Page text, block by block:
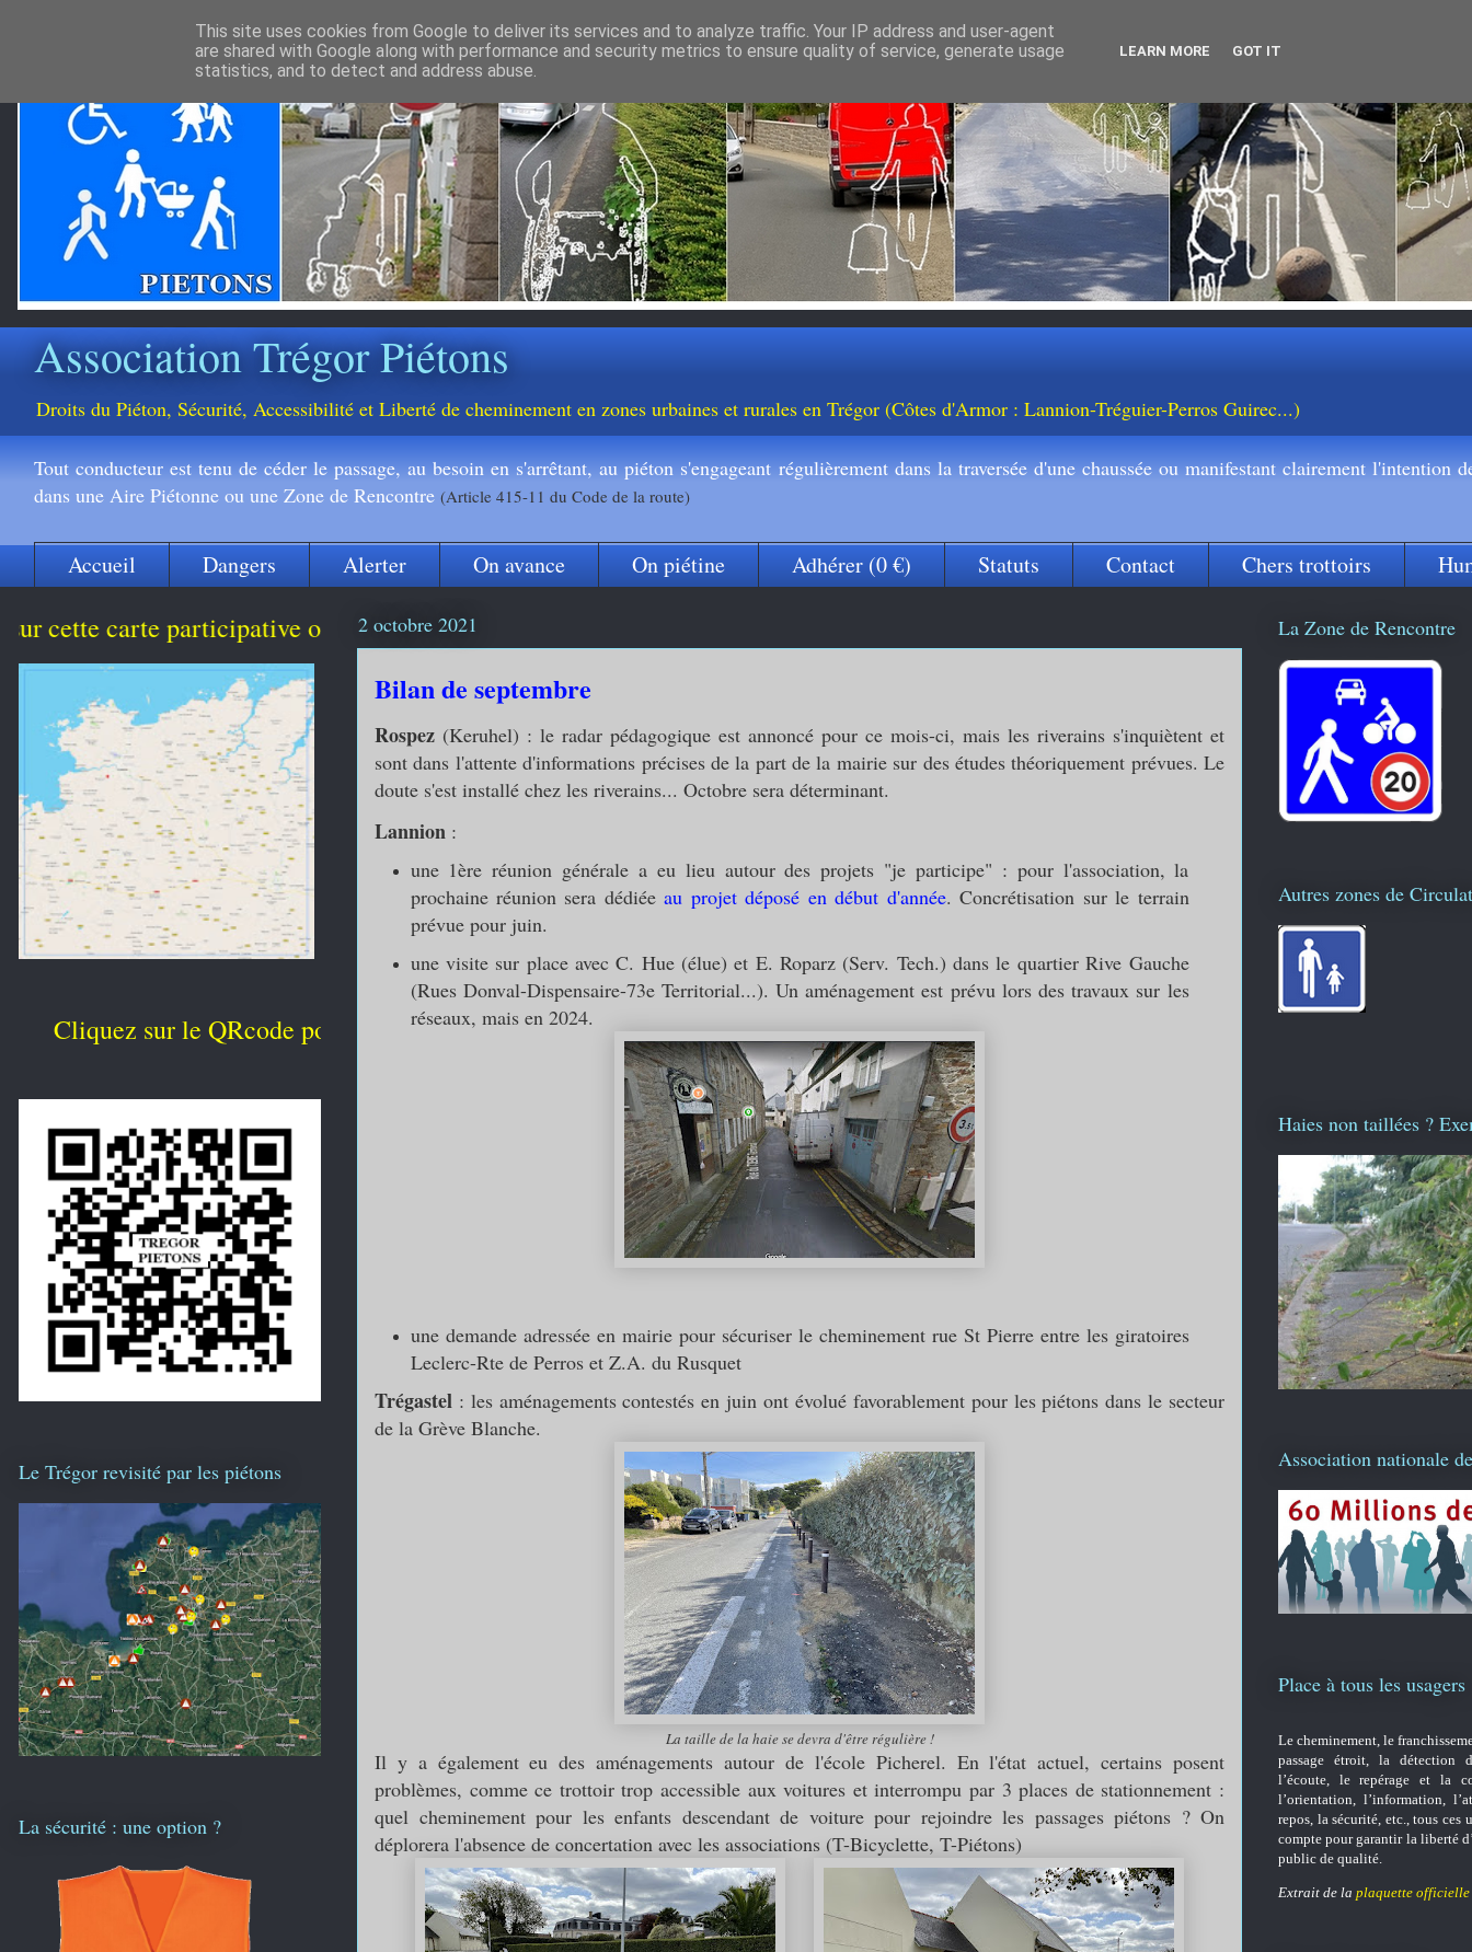
Association Trégor Piétons
Droits du Piéton, Sécurité, Accessibilité et Liberté de cheminement en zones urbaines et rurales en Trégor (Côtes d'Armor : Lannion-Tréguier-Perros Guirec...)
Tout conducteur est tenu de céder le passage, au besoin en s'arrêtant, au piéton s'engageant régulièrement dans la traversée d'une chaussée ou manifestant clairement l'intention
dans une Aire Piétonne ou une Zone de Rencontre (Article 415-11 du Code de la route)
Accueil Dangers Alerter On avance On piétine Adhérer (0 €) Statuts Contact Chers trottoirs
2 octobre 2021
Bilan de septembre
Rospez (Keruhel) : le radar pédagogique est annoncé pour ce mois-ci, mais les riverains s'inquiètent et
sont dans l'attente d'informations précises de la part de la mairie sur des études théoriquement prévues. Le
doute s'est installé chez les riverains... Octobre sera déterminant.
Lannion :
une 1ère réunion générale a eu lieu autour des projets "je participe" : pour l'association, la
prochaine réunion sera dédiéeau projet déposé en début d'année. Concrétisation sur le terrain
prévue pour juin.
une visite sur place avec C. Hue (élue) et E. Roparz (Serv. Tech.) dans le quartier Rive Gauche
(Rues Donval-Dispensaire-73e Territorial...). Un aménagement est prévu lors des travaux sur les
réseaux, mais en 2024.
une demande adressée en mairie pour sécuriser le cheminement rue St Pierre entre les giratoires
Leclerc-Rte de Perros et Z.A. du Rusquet
Trégastel : les aménagements contestés en juin ont évolué favorablement pour les piétons dans le secteur
de la Grève Blanche.
La taille de la haie se devra d'être régulière !
Il y a également eu des aménagements autour de l'école Picherel. En l'état actuel, certains posent
problèmes, comme ce trottoir trop accessible aux voitures et interrompu par 3 places de stationnement :
quel cheminement pour les enfants descendant de voiture pour rejoindre les passages piétons ? On
déplorera l'absence de concertation avec les associations (T-Bicyclette, T-Piétons)
participative ou scannez le QR Code pour signaler un problème
sur le QRcode pour obtenir le mode d'emploi
Le Trégor revisité par les piétons
La sécurité : une option ?
La Zone de Rencontre
Autres zones de
Haies non taillées ?
Association nationale
Place à tous les usagers
Le cheminement, le
passage étroit, la détection
l’écoute, le repérage et la
l’orientation, l’information,
repos, la sécurité, etc.,tous ces
compte pour garantir la liberté
public de qualité.
Extrait de la plaquette officielle
This site uses cookies from Google to deliver its services and to analyze traffic. Your IP address and user-agent
are shared with Google along with performance and security metrics to ensure quality of service, generate usage
statistics, and to detect and address abuse.
LEARN MORE GOT IT